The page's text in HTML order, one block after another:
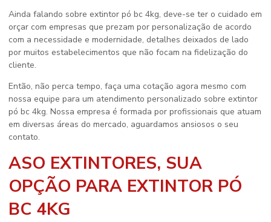
Ainda falando sobre extintor pó bc 4kg, deve-se ter o cuidado em
orçar com empresas que prezam por personalização de acordo
com a necessidade e modernidade, detalhes deixados de lado
por muitos estabelecimentos que não focam na fidelização do
cliente.
Então, não perca tempo, faça uma cotação agora mesmo com
nossa equipe para um atendimento personalizado sobre extintor
pó bc 4kg. Nossa empresa é formada por profissionais que atuam
em diversas áreas do mercado, aguardamos ansiosos o seu
contato.
ASO EXTINTORES, SUA
OPÇÃO PARA EXTINTOR PÓ
BC 4KG